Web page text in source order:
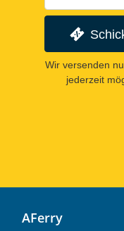
Wir versenden
jederzeit
AFerry